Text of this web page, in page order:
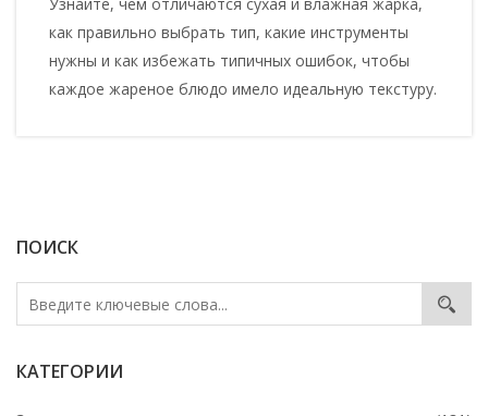
ПОИСК
КАТЕГОРИИ
как правильно выбрать тип, какие инструменты
нужны и как избежать типичных ошибок, чтобы
каждое жареное блюдо имело идеальную текстуру.